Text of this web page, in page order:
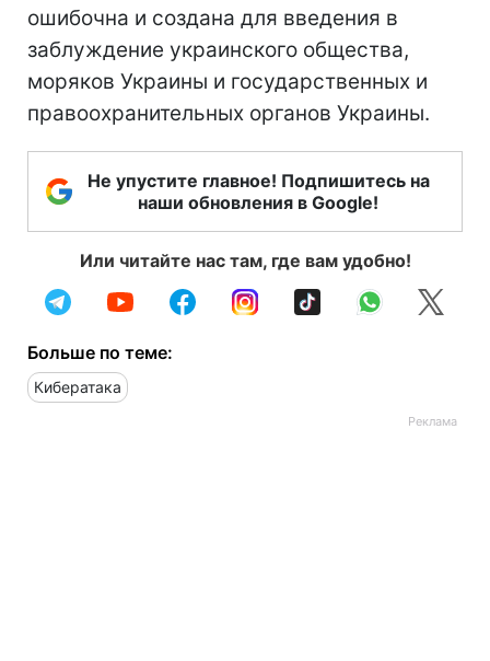
ошибочна и создана для введения в
заблуждение украинского общества,
моряков Украины и государственных и
правоохранительных органов Украины.
Не упустите главное! Подпишитесь на
наши обновления в Google!
Или читайте нас там, где вам удобно!
Больше по теме:
Кибератака